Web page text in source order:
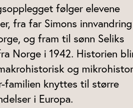
følger elevene
fra far Simons
og fram til sønn Seliks
Norge i 1942. Historien
og
familien knyttes til større
i Europa.